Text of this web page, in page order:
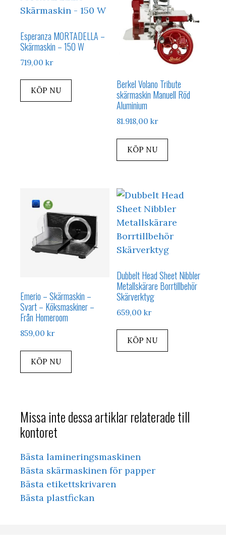
Esperanza MORTADELLA –
Skärmaskin – 150 W
719,00 kr
KÖP NU
Berkel Volano Tribute
skärmaskin Manuell Röd
Aluminium
81.918,00kr
KÖP NU
Emerio – Skärmaskin –
Svart – Köksmaskiner –
Från Homeroom
859,00 kr
KÖP NU
Dubbelt Head Sheet Nibbler
Metallskärare Borrtillbehör
Skärverktyg
659,00kr
KÖP NU
Missa inte dessa artiklar relaterade till
kontoret
Bästa lamineringsmaskinen
Bästa skärmaskinen för papper
Bästa etikettskrivaren
Bästa plastfickan